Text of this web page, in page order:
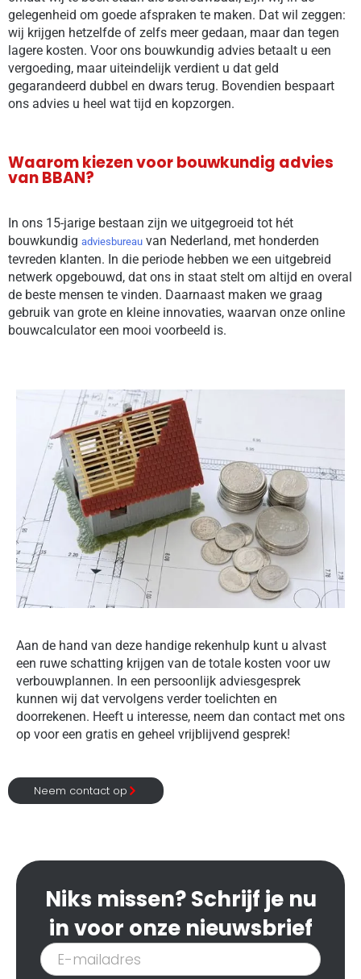
gelegenheid om goede afspraken te maken. Dat wil zeggen:
wij krijgen hetzelfde of zelfs meer gedaan, maar dan tegen
lagere kosten. Voor ons bouwkundig advies betaalt u een
vergoeding, maar uiteindelijk verdient u dat geld
gegarandeerd dubbel en dwars terug. Bovendien bespaart
ons advies u heel wat tijd en kopzorgen.
Waarom kiezen voor bouwkundig advies
van BBAN?
In ons 15-jarige bestaan zijn we uitgegroeid tot hét
bouwkundig adviesbureau van Nederland, met honderden
tevreden klanten. In die periode hebben we een uitgebreid
netwerk opgebouwd, dat ons in staat stelt om altijd en overal
de beste mensen te vinden. Daarnaast maken we graag
gebruik van grote en kleine innovaties, waarvan onze online
bouwcalculator een mooi voorbeeld is.
Aan de hand van deze handige rekenhulp kunt u alvast
een ruwe schatting krijgen van de totale kosten voor uw
verbouwplannen. In een persoonlijk adviesgesprek
kunnen wij dat vervolgens verder toelichten en
doorrekenen. Heeft u interesse, neem dan contact met ons
op voor een gratis en geheel vrijblijvend gesprek!
Neem contact op
Niks missen? Schrijf je nu
in voor onze nieuwsbrief
Inschrijven
nieuwsbrief